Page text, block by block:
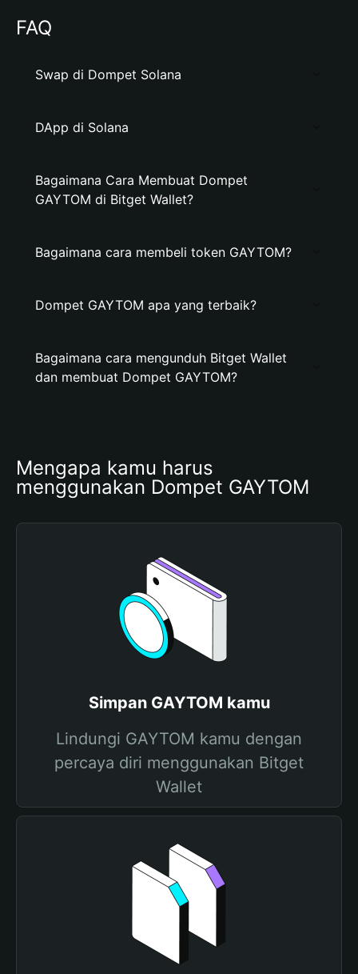
FAQ
Swap di Dompet Solana
DApp di Solana
Bagaimana Cara Membuat Dompet
GAYTOM di Bitget Wallet?
Bagaimana cara membeli token GAYTOM?
Dompet GAYTOM apa yang terbaik?
Bagaimana cara mengunduh Bitget Wallet
dan membuat Dompet GAYTOM?
Mengapa kamu harus
menggunakan Dompet GAYTOM
Simpan GAYTOM kamu
Lindungi GAYTOM kamu dengan
percaya diri menggunakan Bitget
Wallet